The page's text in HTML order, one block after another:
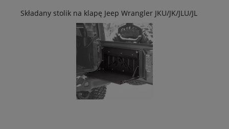
Składany stolik na klapę Jeep Wrangler JKU/JK/JLU/JL